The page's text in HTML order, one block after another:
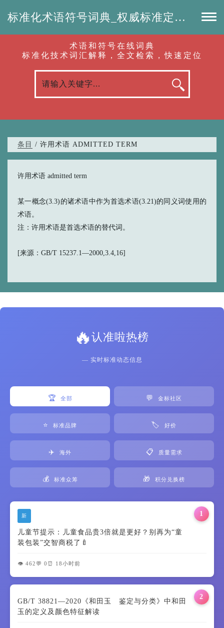
标准化术语符号词典_权威标准定义_专业词汇查询-认准啦（RenZhunLa.com）
术语和符号在线词典
标准化技术词汇解释，全文检索，快速定位
条目 / 许用术语 ADMITTED TERM
许用术语 admitted term
某一概念(3.3)的诸术语中作为首选术语(3.21)的同义词使用的
术语。
注：许用术语是首选术语的替代词。
[来源：GB/T 15237.1—2000,3.4,16]
🔥认准啦热榜
— 实时标准动态信息
🏆 全部 💬 金标社区
⭐ 标准品牌 🏷️ 好价
✈️ 海外 📋 质量需求
💰 标准众筹 🎁 积分兑换榜
1
新
儿童节提示：儿童食品贵3倍就是更好？别再为“童
装包装”交智商税了🍼
👁️ 462 💬 0 ⏰ 18小时前
2
GB/T 38821—2020《和田玉 鉴定与分类》中和田
玉的定义及颜色特征解读